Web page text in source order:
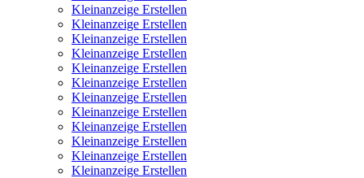
Kleinanzeige Erstellen
Kleinanzeige Erstellen
Kleinanzeige Erstellen
Kleinanzeige Erstellen
Kleinanzeige Erstellen
Kleinanzeige Erstellen
Kleinanzeige Erstellen
Kleinanzeige Erstellen
Kleinanzeige Erstellen
Kleinanzeige Erstellen
Kleinanzeige Erstellen
Kleinanzeige Erstellen